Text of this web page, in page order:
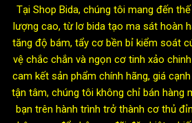
Tại Shop Bida, chúng tôi mang đến
lượng cao, từ lơ bida tạo ma sát hoàn
tăng độ bám, tẩy cơ bền bỉ kiểm soát
vệ chắc chắn và ngọn cơ tinh xảo
cam kết sản phẩm chính hãng, giá
tận tâm, chúng tôi không chỉ bán hàng
bạn trên hành trình trở thành cơ thủ